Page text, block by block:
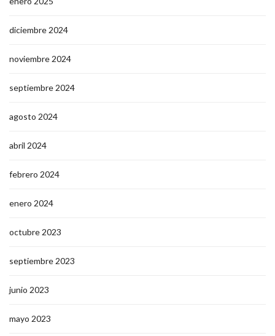
diciembre 2024
noviembre 2024
septiembre 2024
agosto 2024
abril 2024
febrero 2024
enero 2024
octubre 2023
septiembre 2023
junio 2023
mayo 2023